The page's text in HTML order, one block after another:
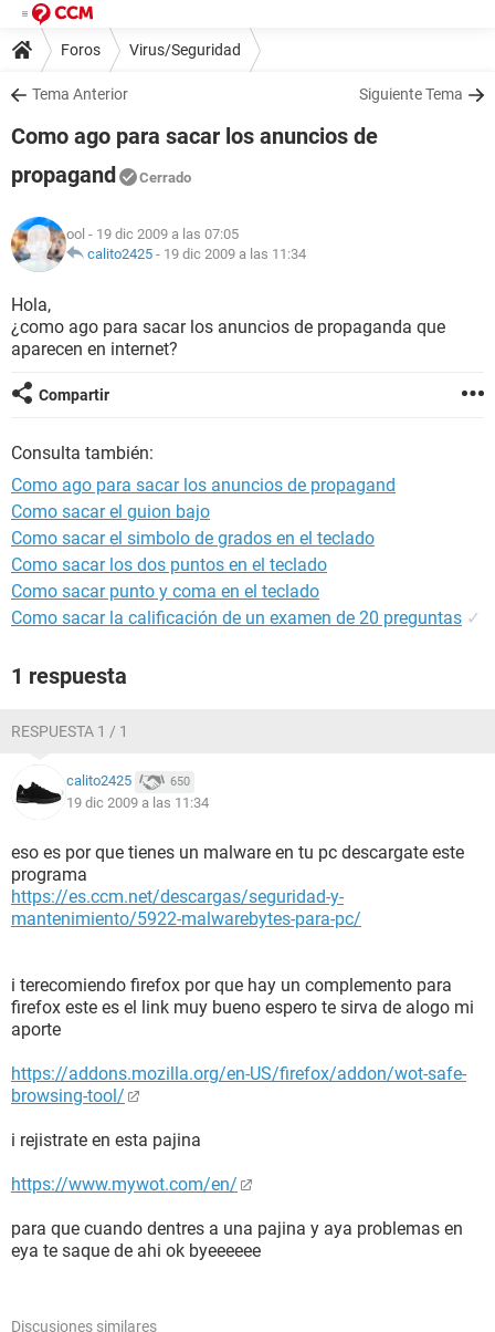
Foros Virus/Seguridad
Tema Anterior Siguiente Tema
Como ago para sacar los anuncios de
propagand
Cerrado
ool - 19 dic 2009 a las 07:05
calito2425 - 19 dic 2009 a las 11:34
Hola,
¿como ago para sacar los anuncios de propaganda que
aparecen en internet?
Compartir
Consulta también:
Como ago para sacar los anuncios de propagand
Como sacar el guion bajo
Como sacar el simbolo de grados en el teclado
Como sacar los dos puntos en el teclado
Como sacar punto y coma en el teclado
Como sacar la calificación de un examen de 20 preguntas ✓
1 respuesta
RESPUESTA 1 / 1
calito2425 650
19 dic 2009 a las 11:34
eso es por que tienes un malware en tu pc descargate este
programa
https://es.ccm.net/descargas/seguridad-y-
mantenimiento/5922-malwarebytes-para-pc/
i terecomiendo firefox por que hay un complemento para
firefox este es el link muy bueno espero te sirva de alogo mi
aporte
https://addons.mozilla.org/en-US/firefox/addon/wot-safe-
browsing-tool/
i rejistrate en esta pajina
https://www.mywot.com/en/
para que cuando dentres a una pajina y aya problemas en
eya te saque de ahi ok byeeeeee
Discusiones similares